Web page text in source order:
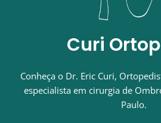
Curi
Conheça o Dr. Eric Curi,
especialista em cirurgia de
Paulo.